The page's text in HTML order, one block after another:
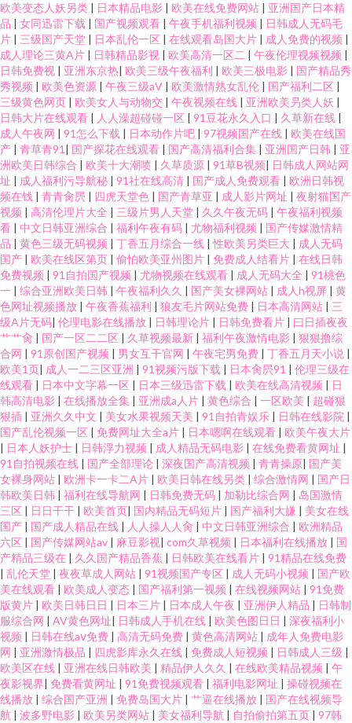
欧美变态人妖另类 | 日本精品电影 | 欧美在线免费网站 | 亚洲国产日本精
品 | 女同迅雷下载 | 国产视频观看 | 午夜手机福利视频 | 日韩成人无码毛
片 | 三级国产天堂 | 日本乱伦一区 | 在线观看岛国大片 | 成人免费的视频 |
成人理论三黄A片 | 日韩精品影视 | 欧美高清一区二 | 午夜伦理视频视频 |
日韩免费视 | 亚洲东京热| 欧美三级午夜福利 | 欧美三极电影 | 国产精品秀
秀视频 | 欧美色资源 | 午夜三级aV | 欧美激情熟女乱伦 | 国产福利二区 |
三级黄色网页 | 欧美女人与动物交 | 午夜视频在线 | 亚洲欧美叧类人妖 |
日韩大片在线观看 | 人人澡超碰碰一区 | 91豆花永久入口 | 久草新在线 |
成人午夜网 | 91怎么下载 | 日本动作片吧 | 97视频国产在线 | 欧美在线国
产 | 青草青91 | 国产探花在线观看 | 国产高清福利合集 | 亚洲国产日韩 | 亚
洲欧美日韩综合 | 欧美十大潮喷 | 久草质源 | 91草B视频| 日韩成人网站网
址 | 成人福利污导航秘 | 91社在线高清 | 国产成人免费观看 | 欧洲日韩视
频在钱 | 青青肏屄 | 四虎天堂色 | 国产青草亚 | 成人影片网址 | 夜射猫国产
视频 | 高清伦理片大全 | 三级片男人天堂 | 久久午夜无码 | 午夜福利视频
看 | 中文日韩亚洲综合 | 福利午夜有码 | 尤物福利视频 | 国产传媒激情精
品 | 黄色三级无码视频 | 丁香五月综合一线 |性欧美另类巨大 | 成人无码
国产 | 欧美在线区第页 | 偷怕欧美亚州图片 | 免费成人结看片 | 在线日韩
免费视频 | 91自拍国产视频 | 尤物视频在线观看 | 成人无码大全 | 91桃色
一 | 综合亚洲欧美日韩 | 午夜福利久久 | 国产美女裸网站 | 成人h视屏 | 黄
色网址视频播放 | 午夜香蕉福利 | 狼友毛片网站免费 | 日本高清网站 | 三
级A片无码| 伦理电影在线播放 | 日韩理论片 | 日韩免费看片 | 曰日插夜夜
艹艹肏 | 国产一区二二区 | 久草视频最新 | 福利午夜激情电影 | 狠狠撸综
合网 | 91原创国产视频 | 男女互干官网 | 午夜宅男免费 | 丁香五月天小说 |
欧美1页| 成人一二三区亚洲 | 91视频污版下载 | 日本肏屄91 | 伦理三级在
线观看 | 日本中文字幕一区 | 日本三级迅雷下载 | 欧美在线高清视频 | 日
韩高清电影 | 在线播放全集 | 亚洲成a人片 | 黄色综合 | 一区欧美 | 超碰狠
狠插 | 亚洲久久中文 | 美女水果视频天美 | 91自拍青娱乐 | 日韩在线影院 |
国产乱伦视频一区 | 免费网址大全a片 | 日本嗯啊在线观看 | 欧美午夜大片
| 日本人妖护士 | 日韩浮力视频 | 成人精品无码电影 | 在线免费看黄网址 |
91自拍视频在线 | 国产全部理论 | 深夜国产高清视频 | 青青操原| 国产美
女裸身网站 | 欧洲卡一卡二A片 | 欧美日韩在线另类 | 综合激情网 | 国产日
韩欧美日韩 | 福利在线导航网 | 日韩免费无码 | 加勒比综合网 | 岛国激情
三区 | 日日干干 | 欧美首页| 国内精品无码短片 | 国产福利大嫌 | 美女在线
国产 | 国产成人精品在线 | 人人操人人肏 | 中文日韩亚洲综合 | 欧洲精品
六区 | 国产传媒网站av | 麻豆影视| com久草视频 | 日本福利在线播放 | 国
产精品三级在 | 久久国产精品香蕉 | 日韩欧美在线看片 | 91精品在线免费
| 乱伦天堂 | 夜夜草成人网站 | 91视频国产专区 | 成人无码小视频 | 国产欧
美在线观看 | 欧美成人变态 | 国产福利第一视频 | 在线视频网站 | 91免费
版黄片 | 欧美日韩日日 | 日本三片 | 日本成人午夜 | 亚洲伊人精品 | 日韩制
服综合网 | AV黄色网址| 日韩成人手机在线 | 欧美色图日日 | 深夜福利小
视频 | 日韩在线aⅴ免费 | 高清无码免费 | 黄色高清网站 | 成年人免费电影
网 | 亚洲激情极品 | 四虎影库永久在线 | 免费成人短视频 | 日韩成人三级 |
欧美区在线 | 亚洲在线日韩欧美 | 精品伊人久久 | 在线欧美精品视频 | 午
夜影视界| 免费看黄网址 | 91免费视频观看 | 福利电影网址 | 操碰视频在
线播放 | 综合国产亚洲 | 免费岛国大片 | 艹逼在线播放 | 国产在线视频导
航 | 波多野电影 | 欧美另类网站 | 美女福利导航 | 自拍偷拍第五页 | 97韩